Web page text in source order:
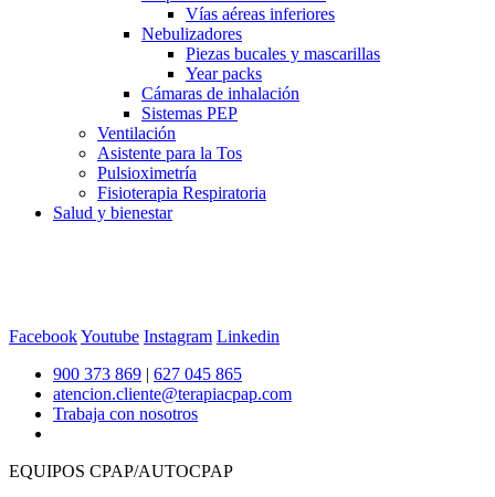
Vías aéreas inferiores
Nebulizadores
Piezas bucales y mascarillas
Year packs
Cámaras de inhalación
Sistemas PEP
Ventilación
Asistente para la Tos
Pulsioximetría
Fisioterapia Respiratoria
Salud y bienestar
FacebookYoutube Instagram Linkedin
900 373 869 | 627 045 865
atencion.cliente@terapiacpap.com
Trabaja con nosotros
EQUIPOS CPAP/AUTOCPAP